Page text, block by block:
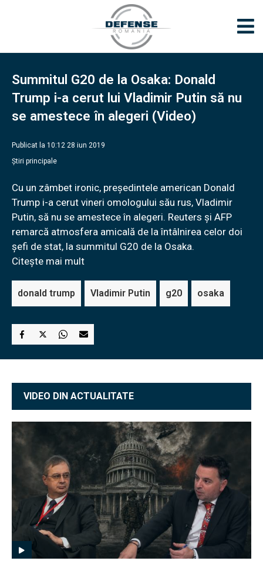
Summitul G20 de la Osaka: Donald
Trump i-a cerut lui Vladimir Putin să nu
se amestece în alegeri (Video)
Publicat la 10:12 28 iun 2019
Știri principale
Cu un zâmbet ironic, preşedintele american Donald
Trump i-a cerut vineri omologului său rus, Vladimir
Putin, să nu se amestece în alegeri. Reuters şi AFP
remarcă atmosfera amicală de la întâlnirea celor doi
şefi de stat, la summitul G20 de la Osaka.
Citește mai mult
donald trump Vladimir Putin g20 osaka
VIDEO DIN ACTUALITATE